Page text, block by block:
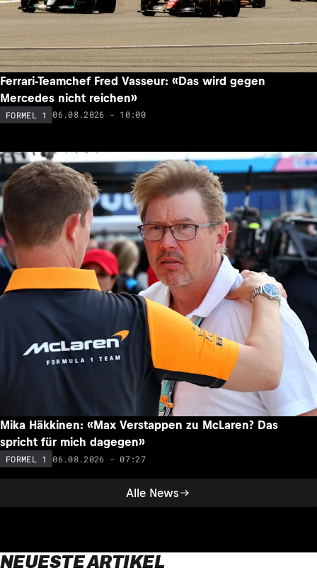
Alle News
Ferrari-Teamchef Fred Vasseur: «Das wird gegen
Mercedes nicht reichen»
FORMEL 1 06.08.2026 - 10:00
Mika Häkkinen: «Max Verstappen zu McLaren? Das
spricht für mich dagegen»
FORMEL 1 06.08.2026 - 07:27
NEUESTE ARTIKEL